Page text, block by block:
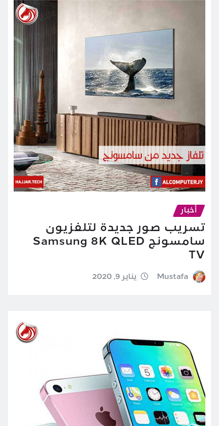
أخبار
تسريب صور جديدة لتلفزيون
سامسونج Samsung 8K QLED
TV
Mustafa يناير 9, 2020